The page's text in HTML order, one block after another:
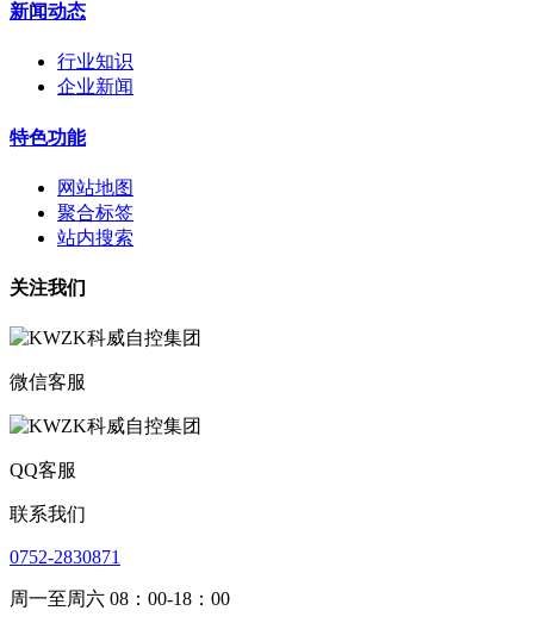
新闻动态
行业知识
企业新闻
特色功能
网站地图
聚合标签
站内搜索
关注我们
微信客服
QQ客服
联系我们
0752-2830871
周一至周六 08：00-18：00